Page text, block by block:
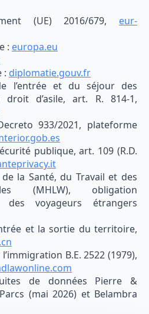
(UE) 2016/679, eur-
: europa.eu
: diplomatie.gouv.fr
l’entrée et du séjour des
d’asile, art. R. 814-1,
933/2021, plateforme
publique, art. 109 (R.D.
la Santé, du Travail et des
(MHLW), obligation
des voyageurs étrangers
et la sortie du territoire,
B.E. 2522 (1979),
de données Pierre &
(mai 2026) et Belambra